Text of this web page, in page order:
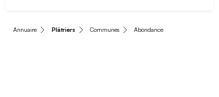
Annuaire Plâtriers Communes Abondance